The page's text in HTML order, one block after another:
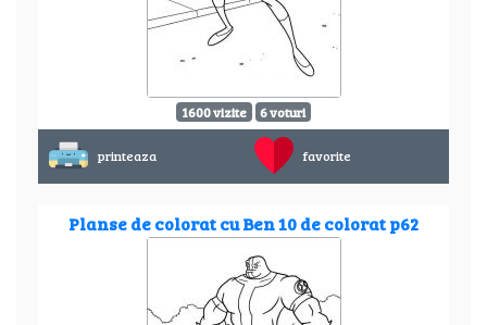
1600 vizite 6 voturi
printeaza favorite
Planse de colorat cu Ben 10 de colorat p62